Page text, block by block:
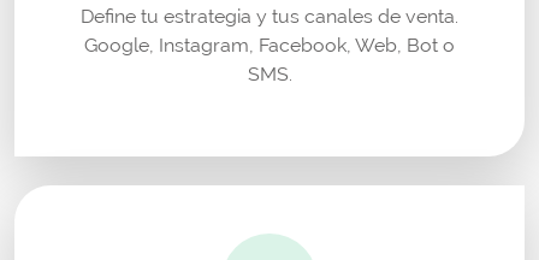
Define tu estrategia y tus canales de venta.
Google, Instagram, Facebook, Web, Bot o
SMS.